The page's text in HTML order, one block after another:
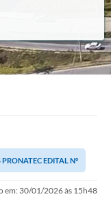
EDITAL N°
em: 30/01/2026 às 15h48